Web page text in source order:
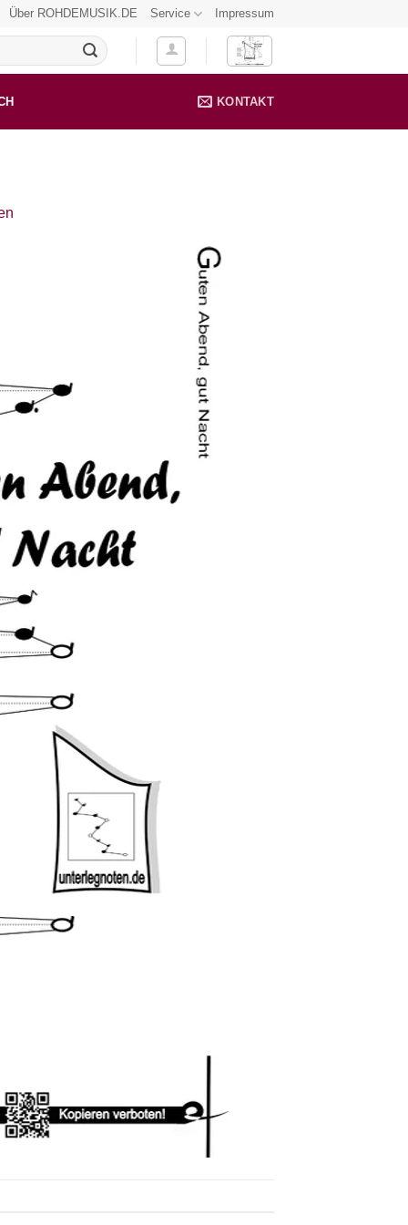
Über ROHDEMUSIK.DE Service Impressum
KONTAKT